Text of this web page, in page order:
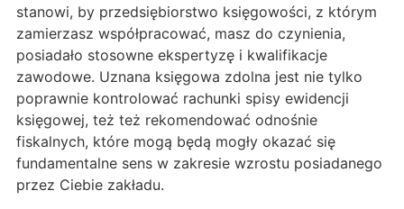
stanowi, by przedsiębiorstwo księgowości, z którym
zamierzasz współpracować, masz do czynienia,
posiadało stosowne ekspertyzę i kwalifikacje
zawodowe. Uznana księgowa zdolna jest nie tylko
poprawnie kontrolować rachunki spisy ewidencji
księgowej, też też rekomendować odnośnie
fiskalnych, które mogą będą mogły okazać się
fundamentalne sens w zakresie wzrostu posiadanego
przez Ciebie zakładu.